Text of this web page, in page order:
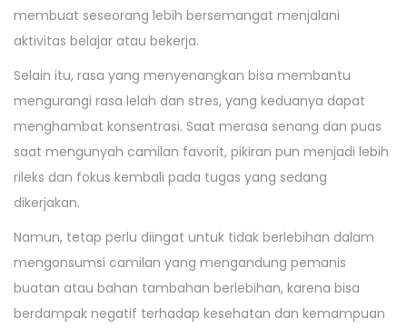
membuat seseorang lebih bersemangat menjalani
aktivitas belajar atau bekerja.
Selain itu, rasa yang menyenangkan bisa membantu
mengurangi rasa lelah dan stres, yang keduanya dapat
menghambat konsentrasi. Saat merasa senang dan puas
saat mengunyah camilan favorit, pikiran pun menjadi lebih
rileks dan fokus kembali pada tugas yang sedang
dikerjakan.
Namun, tetap perlu diingat untuk tidak berlebihan dalam
mengonsumsi camilan yang mengandung pemanis
buatan atau bahan tambahan berlebihan, karena bisa
berdampak negatif terhadap kesehatan dan kemampuan